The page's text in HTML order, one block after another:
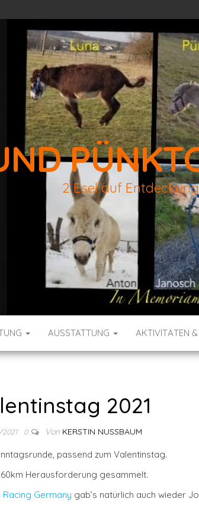
2 Esel auf
AUSSTATTUNG AKTIVITÄTEN
2021
2021 0 Von KERSTIN NUSSBAUM
passend zum Valentinstag.
Herausforderung gesammelt.
Racing Germany gab’s natürlich auch wieder